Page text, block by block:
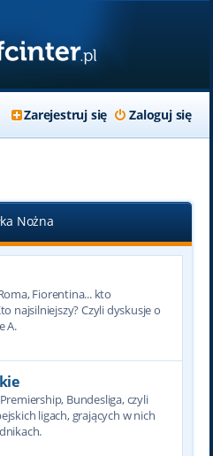
Zaloguj się
Zarejestruj się
Nożna
Fiorentina... kto
najsilniejszy? Czyli dyskusje o
A.
Bundesliga, czyli
ligach, grających w nich